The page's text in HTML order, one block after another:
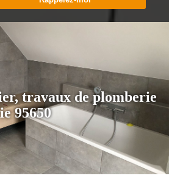
travaux de plomberie
95650